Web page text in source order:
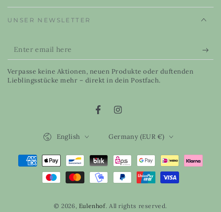
UNSER NEWSLETTER
Enter
email
here
Verpasse keine Aktionen, neuen Produkte oder duftenden
Lieblingsstücke mehr – direkt in dein Postfach.
FacebookInstagram
© 2026, Eulenhof. All rights reserved.
English Germany (EUR €)
Payment
methods